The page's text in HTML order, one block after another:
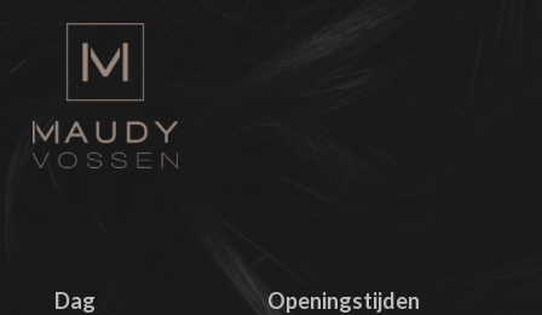
Dag
Openingstijden